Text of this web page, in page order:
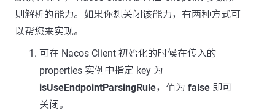
则解析的能力。如果你想关闭该能力，有两种方式可
以帮您来实现。
可在 Nacos Client 初始化的时候在传入的
properties 实例中指定 key 为
isUseEndpointParsingRule，值为 false 即可
关闭。